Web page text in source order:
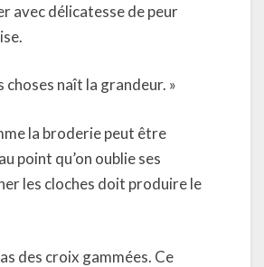
avec délicatesse de peur
choses naît la grandeur. »
la broderie peut être
point qu’on oublie ses
les cloches doit produire le
des croix gammées. Ce